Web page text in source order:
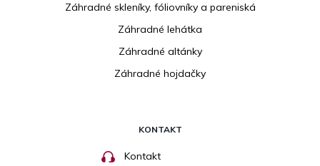
Záhradné skleníky, fóliovníky a pareniská
Záhradné lehátka
Záhradné altánky
Záhradné hojdačky
KONTAKT
Kontakt